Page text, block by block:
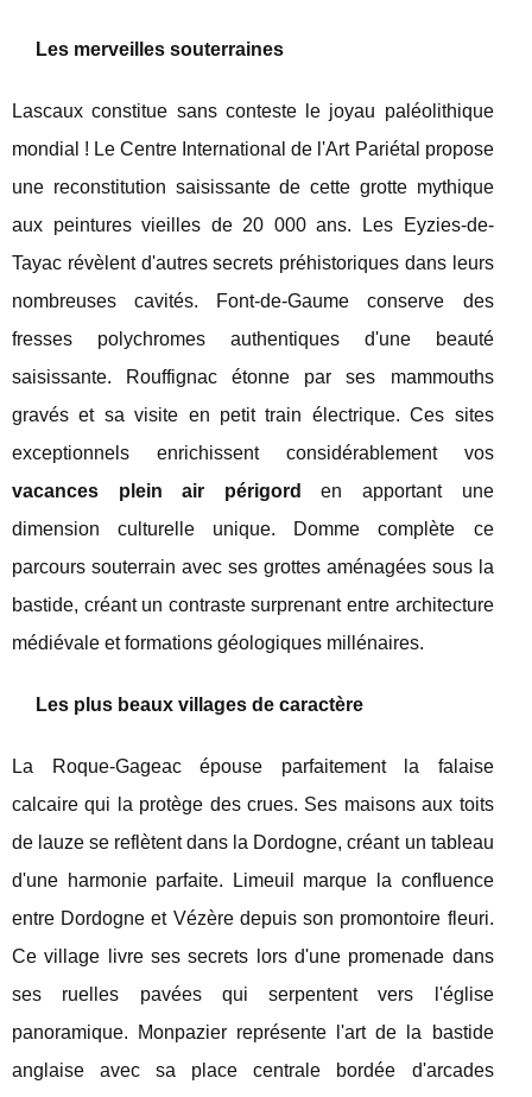
Les merveilles souterraines
Lascaux constitue sans conteste le joyau paléolithique
mondial ! Le Centre International de l'Art Pariétal propose
une reconstitution saisissante de cette grotte mythique
aux peintures vieilles de 20 000 ans. Les Eyzies-de-
Tayac révèlent d'autres secrets préhistoriques dans leurs
nombreuses cavités. Font-de-Gaume conserve des
fresses polychromes authentiques d'une beauté
saisissante. Rouffignac étonne par ses mammouths
gravés et sa visite en petit train électrique. Ces sites
exceptionnels enrichissent considérablement vos
vacances plein air périgord
en apportant une
dimension culturelle unique. Domme complète ce
parcours souterrain avec ses grottes aménagées sous la
bastide, créant un contraste surprenant entre architecture
médiévale et formations géologiques millénaires.
Les plus beaux villages de caractère
La Roque-Gageac épouse parfaitement la falaise
calcaire qui la protège des crues. Ses maisons aux toits
de lauze se reflètent dans la Dordogne, créant un tableau
d'une harmonie parfaite. Limeuil marque la confluence
entre Dordogne et Vézère depuis son promontoire fleuri.
Ce village livre ses secrets lors d'une promenade dans
ses ruelles pavées qui serpentent vers l'église
panoramique. Monpazier représente l'art de la bastide
anglaise avec sa place centrale bordée d'arcades